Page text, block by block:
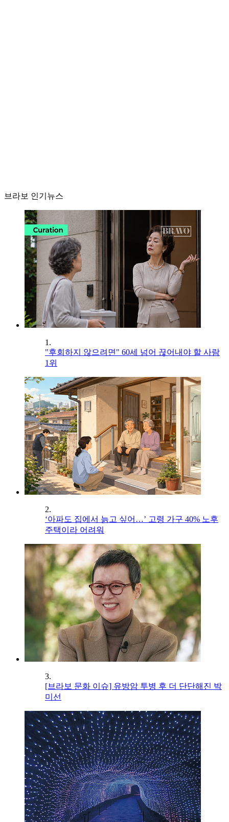
브라보 인기뉴스
1.
"후회하지 않으려면" 60세 넘어 끊어내야 할 사람
1위
2.
‘아파도 집에서 늙고 싶어…’ 고령 가구 40% 노후
주택이라 어려워
3.
[브라보 문화 이슈] 유방암 투병 후 더 단단해진 박
미선